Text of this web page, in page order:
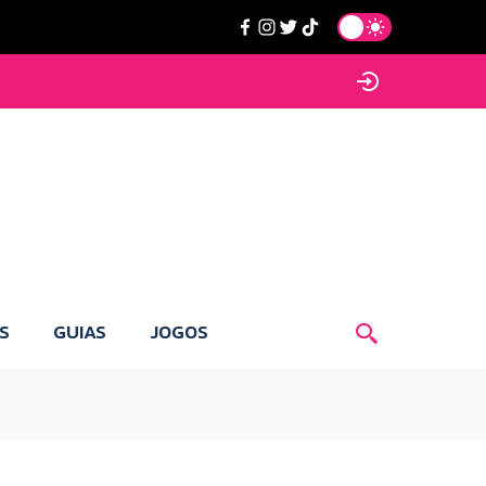
GUIAS JOGOS